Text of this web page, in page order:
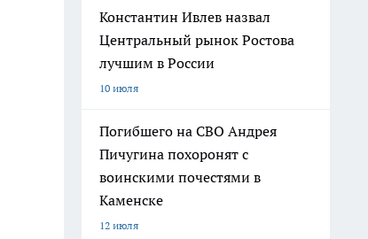
Константин Ивлев назвал
Центральный рынок Ростова
лучшим в России
10 июля
Погибшего на СВО Андрея
Пичугина похоронят с
воинскими почестями в
Каменске
12 июля